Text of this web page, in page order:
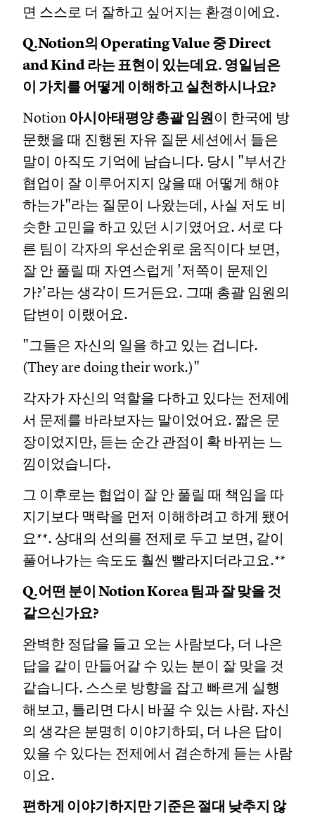
면 스스로 더 잘하고 싶어지는 환경이에요.
Q.Notion의 Operating Value 중 Direct
and Kind 라는 표현이 있는데요. 영일님은
이 가치를 어떻게 이해하고 실천하시나요?
Notion 아시아태평양 총괄 임원이 한국에 방
문했을 때 진행된 자유 질문 세션에서 들은
말이 아직도 기억에 남습니다. 당시 "부서간
협업이 잘 이루어지지 않을 때 어떻게 해야
하는가"라는 질문이 나왔는데, 사실 저도 비
슷한 고민을 하고 있던 시기였어요. 서로 다
른 팀이 각자의 우선순위로 움직이다 보면,
잘 안 풀릴 때 자연스럽게 '저쪽이 문제인
가?'라는 생각이 드거든요. 그때 총괄 임원의
답변이 이랬어요.
"그들은 자신의 일을 하고 있는 겁니다.
(They are doing their work.)"
각자가 자신의 역할을 다하고 있다는 전제에
서 문제를 바라보자는 말이었어요. 짧은 문
장이었지만, 듣는 순간 관점이 확 바뀌는 느
낌이었습니다.
그 이후로는 협업이 잘 안 풀릴 때 책임을 따
지기보다 맥락을 먼저 이해하려고 하게 됐어
요**. 상대의 선의를 전제로 두고 보면, 같이
풀어나가는 속도도 훨씬 빨라지더라고요.**
Q.어떤 분이 Notion Korea 팀과 잘 맞을 것
같으신가요?
완벽한 정답을 들고 오는 사람보다, 더 나은
답을 같이 만들어갈 수 있는 분이 잘 맞을 것
같습니다. 스스로 방향을 잡고 빠르게 실행
해보고, 틀리면 다시 바꿀 수 있는 사람. 자신
의 생각은 분명히 이야기하되, 더 나은 답이
있을 수 있다는 전제에서 겸손하게 듣는 사람
이요.
편하게 이야기하지만 기준은 절대 낮추지 않